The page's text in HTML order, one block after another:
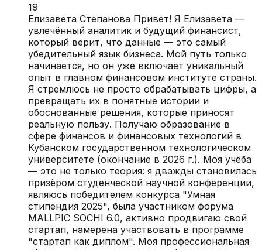
19
Елизавета Степанова Привет! Я Елизавета —
увлечённый аналитик и будущий финансист,
который верит, что данные — это самый
убедительный язык бизнеса. Мой путь только
начинается, но он уже включает уникальный
опыт в главном финансовом институте страны.
Я стремлюсь не просто обрабатывать цифры, а
превращать их в понятные истории и
обоснованные решения, которые приносят
реальную пользу. Получаю образование в
сфере финансов и финансовых технологий в
Кубанском государственном технологическом
университете (окончание в 2026 г.). Моя учёба
— это не только теория: я дважды становилась
призёром студенческой научной конференции,
являюсь победителем конкурса "Умная
стипендия 2025", была участником форума
MALLPIC SOCHI 6.0, активно продвигаю свой
стартап, намерена участвовать в программе
"стартап как диплом". Моя профессиональная